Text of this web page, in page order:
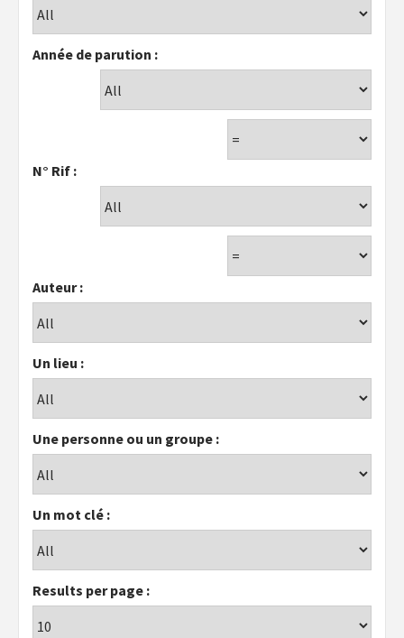
Année de parution :
N° Rif :
Auteur :
Un lieu :
Une personne ou un groupe :
Un mot clé :
Results per page :